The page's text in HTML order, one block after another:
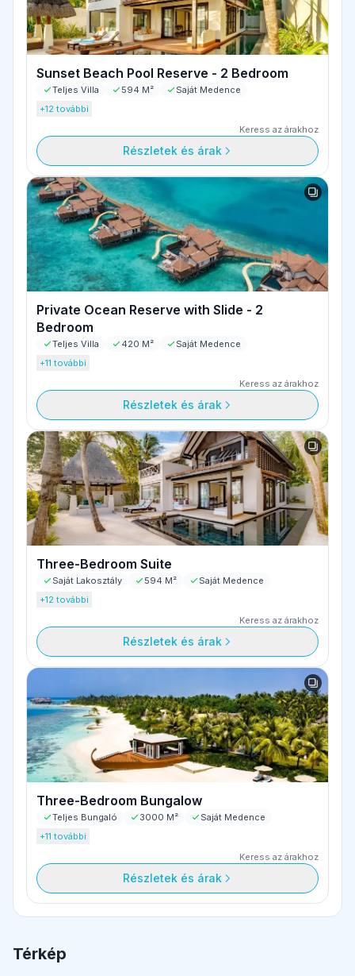
Sunset Beach Pool Reserve - 2 Bedroom
Teljes Villa 594 M²
Saját Medence
+12 további
Keress az árakhoz
Részletek és árak
Private Ocean Reserve with Slide - 2
Bedroom
Teljes Villa 420 M²
Saját Medence
+11 további
Keress az árakhoz
Részletek és árak
Three-Bedroom Suite
Saját Lakosztály 594 M²
Saját Medence
+12 további
Keress az árakhoz
Részletek és árak
Three-Bedroom Bungalow
Teljes Bungaló 3000 M²
Saját Medence
+11 további
Keress az árakhoz
Részletek és árak
Térkép